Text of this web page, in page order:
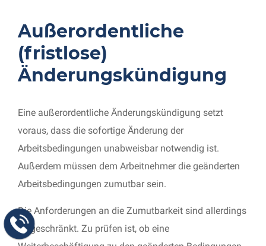
Außerordentliche
(fristlose)
Änderungskündigung
Eine außerordentliche Änderungskündigung setzt
voraus, dass die sofortige Änderung der
Arbeitsbedingungen unabweisbar notwendig ist.
Außerdem müssen dem Arbeitnehmer die geänderten
Arbeitsbedingungen zumutbar sein.
Die Anforderungen an die Zumutbarkeit sind allerdings
eingeschränkt. Zu prüfen ist, ob eine